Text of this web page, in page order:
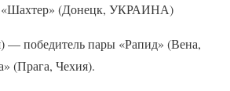
«Шахтер» (Донецк, УКРАИНА)
— победитель пары «Рапид» (Вена,
(Прага, Чехия).